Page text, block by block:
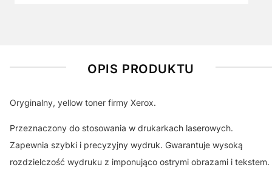
OPIS PRODUKTU
Oryginalny, yellow toner firmy Xerox.
Przeznaczony do stosowania w drukarkach laserowych.
Zapewnia szybki i precyzyjny wydruk. Gwarantuje wysoką
rozdzielczość wydruku z imponująco ostrymi obrazami i tekstem.